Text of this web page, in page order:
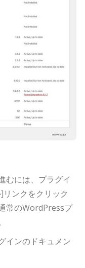
むには、プラグイ
ンクをクリック
常のWordPressプ
インのドキュメン